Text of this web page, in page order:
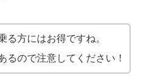
る方にはお得ですね。
るので注意してください！